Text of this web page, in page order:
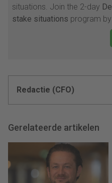
situations. Join the 2-day
stake situations program by
Redactie (CFO)
Gerelateerde artikelen